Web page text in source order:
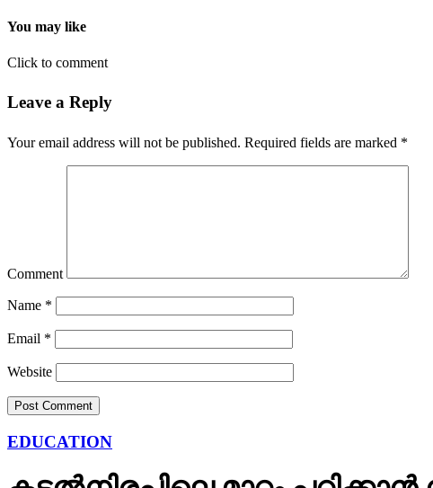
You may like
Click to comment
Leave a Reply
Your email address will not be published. Required fields are marked *
Comment
Name *
Email *
Website
EDUCATION